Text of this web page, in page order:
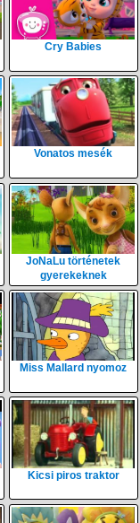
Cry Babies
Vonatos mesék
JoNaLu történetek
gyerekeknek
Miss Mallard nyomoz
Kicsi piros traktor